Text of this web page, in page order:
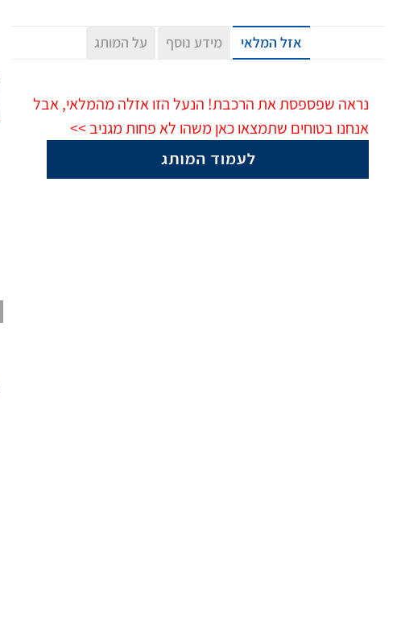
אזל המלאי מידע נוסף על המותג
נראה שפספסת את הרכבת! הנעל הזו אזלה מהמלאי, אבל
אנחנו בטוחים שתמצאו כאן משהו לא פחות מגניב >>